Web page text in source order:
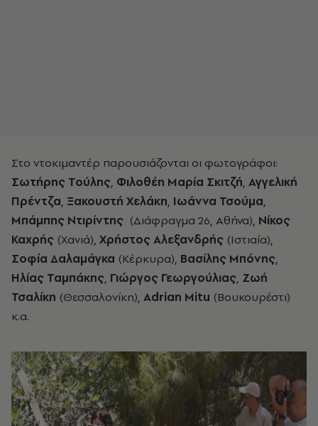
Στο ντοκιμαντέρ παρουσιάζονται οι φωτογράφοι:
Σωτήρης Τούλης, Φιλοθέη Μαρία Σκιτζή, Αγγελική
Πρέντζα, Ξακουστή Χελάκη, Ιωάννα Τσούμα,
Μπάμπης Ντιρίντης (Διάφραγμα 26, Αθήνα), Νίκος
Καχρής (Χανιά), Χρήστος Αλεξανδρής (Ιστιαία),
Σοφία Δαλαμάγκα (Κέρκυρα), Βασίλης Μπόνης,
Ηλίας Ταμπάκης, Γιώργος Γεωργούλιας, Ζωή
Τσαλίκη (Θεσσαλονίκη), Adrian Mitu (Βουκουρέστι)
κ.α.